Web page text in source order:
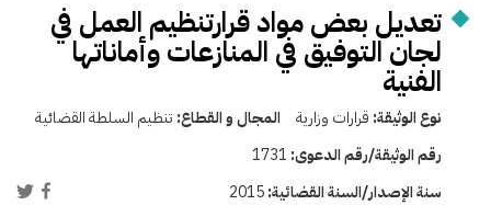
تعديل بعض مواد قرارتنظيم العمل في
لجان التوفيق في المنازعات وأماناتها
الفنية
نوع الوثيقة: قرارات وزارية المجال و القطاع: تنظيم السلطة القضائية
رقم الوثيقة/رقم الدعوى: 1731
سنة الإصدار/السنة القضائية:2015